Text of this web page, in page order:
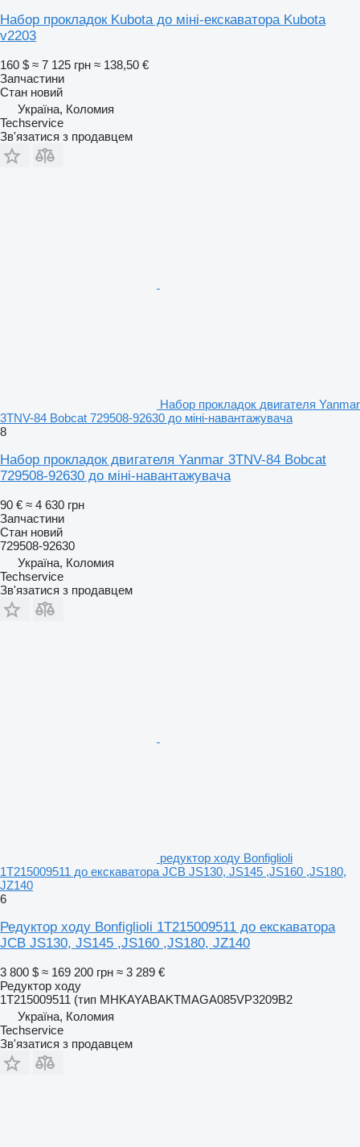
Набор прокладок Kubota до міні-екскаватора Kubota
v2203
160 $ ≈ 7 125 грн ≈ 138,50 €
Запчастини
Стан новий
Україна, Коломия
Techservice
Зв'язатися з продавцем
Набор прокладок двигателя Yanmar
3TNV-84 Bobcat 729508-92630 до міні-навантажувача
8
Набор прокладок двигателя Yanmar 3TNV-84 Bobcat
729508-92630 до міні-навантажувача
90 € ≈ 4 630 грн
Запчастини
Стан новий
729508-92630
Україна, Коломия
Techservice
Зв'язатися з продавцем
редуктор ходу Bonfiglioli
1T215009511 до екскаватора JCB JS130, JS145 ,JS160 ,JS180,
JZ140
6
Редуктор ходу Bonfiglioli 1T215009511 до екскаватора
JCB JS130, JS145 ,JS160 ,JS180, JZ140
3 800 $ ≈ 169 200 грн ≈ 3 289 €
Редуктор ходу
1T215009511 (тип MHKAYABAKTMAGA085VP3209B2
Україна, Коломия
Techservice
Зв'язатися з продавцем